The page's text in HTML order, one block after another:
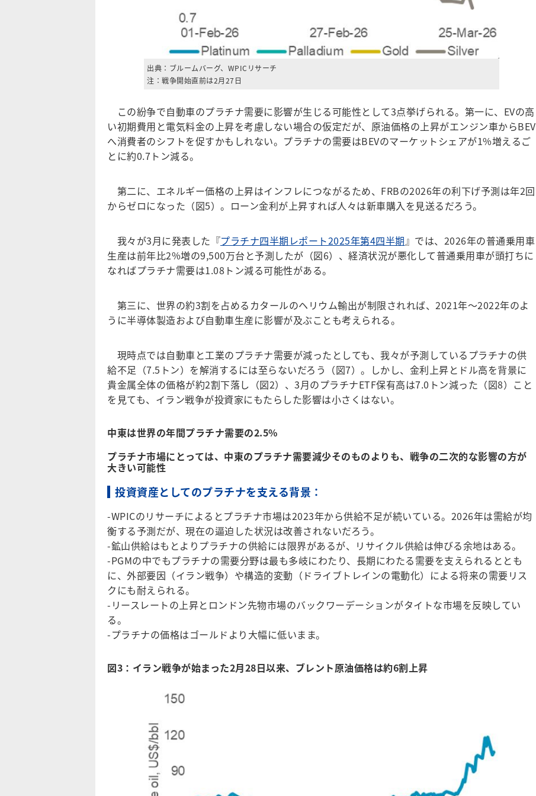
出典：ブルームバーグ、WPICリサーチ
注：戦争開始直前は2月27日
この紛争で自動車のプラチナ需要に影響が生じる可能性として3点挙げられる。第一に、EVの高
い初期費用と電気料金の上昇を考慮しない場合の仮定だが、原油価格の上昇がエンジン車からBEV
へ消費者のシフトを促すかもしれない。プラチナの需要はBEVのマーケットシェアが1%増えるご
とに約0.7トン減る。
第二に、エネルギー価格の上昇はインフレにつながるため、FRBの2026年の利下げ予測は年2回
からゼロになった（図5）。ローン金利が上昇すれば人々は新車購入を見送るだろう。
我々が3月に発表した『プラチナ四半期レポート2025年第4四半期 』では、2026年の普通乗用車
生産は前年比2%増の9,500万台と予測したが（図6）、経済状況が悪化して普通乗用車が頭打ちに
なればプラチナ需要は1.08トン減る可能性がある。
第三に、世界の約3割を占めるカタールのヘリウム輸出が制限されれば、2021年〜2022年のよ
うに半導体製造および自動車生産に影響が及ぶことも考えられる。
現時点では自動車と工業のプラチナ需要が減ったとしても、我々が予測しているプラチナの供
給不足（7.5トン）を解消するには至らないだろう（図7）。しかし、金利上昇とドル高を背景に
貴金属全体の価格が約2割下落し（図2）、3月のプラチナETF保有高は7.0トン減った（図8）こと
を見ても、イラン戦争が投資家にもたらした影響は小さくはない。
中東は世界の年間プラチナ需要の2.5%
プラチナ市場にとっては、中東のプラチナ需要減少そのものよりも、戦争の二次的な影響の方が
大きい可能性
投資資産としてのプラチナを支える背景：
-WPICのリサーチによるとプラチナ市場は2023年から供給不足が続いている。2026年は需給が均
衡する予測だが、現在の逼迫した状況は改善されないだろう。
-鉱山供給はもとよりプラチナの供給には限界があるが、リサイクル供給は伸びる余地はある。
-PGMの中でもプラチナの需要分野は最も多岐にわたり、長期にわたる需要を支えられるととも
に、外部要因（イラン戦争）や構造的変動（ドライブトレインの電動化）による将来の需要リス
クにも耐えられる。
-リースレートの上昇とロンドン先物市場のバックワーデーションがタイトな市場を反映してい
る。
-プラチナの価格はゴールドより大幅に低いまま。
図3：イラン戦争が始まった2月28日以来、ブレント原油価格は約6割上昇